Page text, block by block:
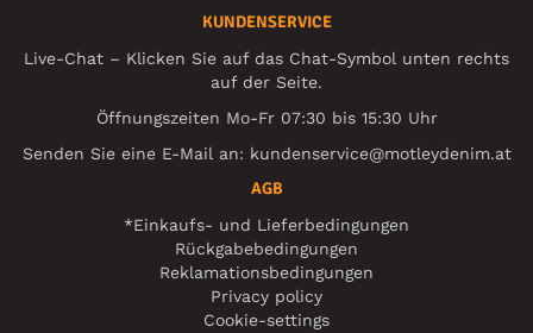
KUNDENSERVICE
Live-Chat – Klicken Sie auf das Chat-Symbol unten rechts
auf der Seite.
Öffnungszeiten Mo-Fr 07:30 bis 15:30 Uhr
Senden Sie eine E-Mail an: kundenservice@motleydenim.at
AGB
*Einkaufs- und Lieferbedingungen
Rückgabebedingungen
Reklamationsbedingungen
Privacy policy
Cookie-settings